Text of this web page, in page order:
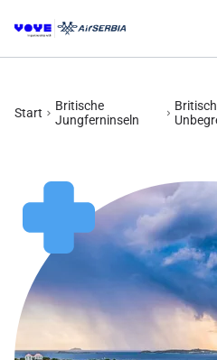
Start
Britische
Jungferninseln